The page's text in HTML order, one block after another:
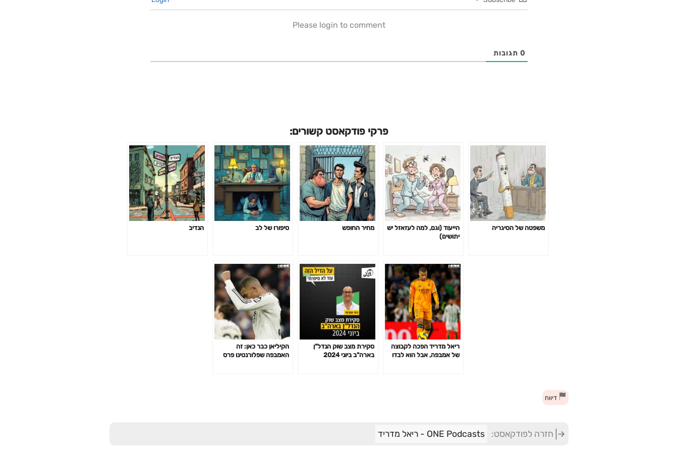
Please login to comment
0 תגובות
פרקי פודקאסט קשורים:
משפטה של הסיגריה
הייעוד (וגם, למה לעזאזל יש
יתושים)
מחיר החופש סיפורו של לב הנדיב
ריאל מדריד הפכה לקבוצה
של אמבפה, אבל הוא לבדו
סקירת מצב שוק הנדל"ן
בארה"ב ביוני 2024
הקיליאן כבר כאן: זה
האמבפה שפלורנטינו פרס
דיווח
חזרה לפודקאסט: ONE Podcasts - ריאל מדריד